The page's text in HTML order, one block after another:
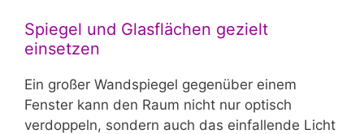
Spiegel und Glasflächen gezielt
einsetzen
Ein großer Wandspiegel gegenüber einem
Fenster kann den Raum nicht nur optisch
verdoppeln, sondern auch das einfallende Licht